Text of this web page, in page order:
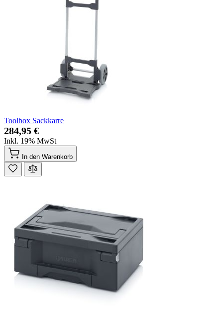
Toolbox Sackkarre
284,95 €
Inkl. 19% MwSt
In den Warenkorb